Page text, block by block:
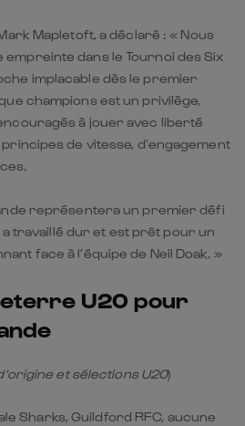
Mapletoft, a déclaré : « Nous
dans le Tournoi des Six
implacable dès le premier
champions est un privilège,
à jouer avec liberté
de vitesse, d’engagement
représentera un premier défi
a travaillé dur et est prêt pour un
face à l’équipe de Neil Doak. »
U20 pour
et sélections U20)
Sharks, Guildford RFC, aucune